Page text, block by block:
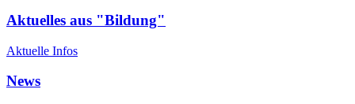
Aktuelles aus "Bildung"
Aktuelle Infos
News